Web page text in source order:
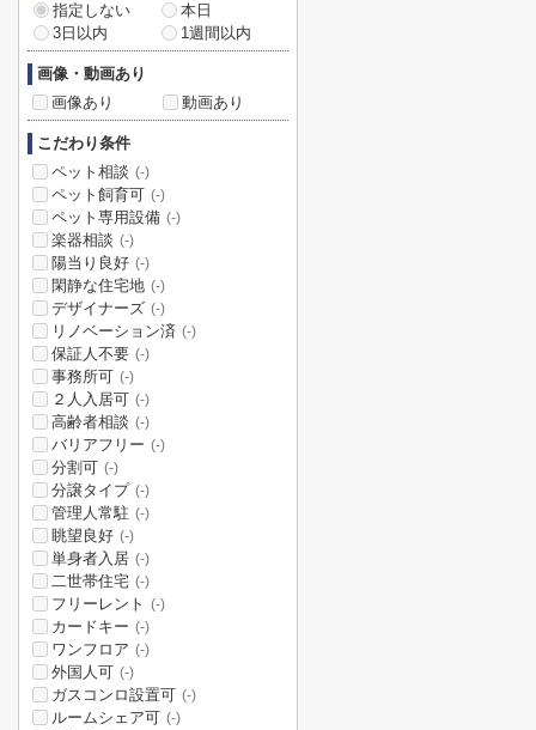
指定しない
本日
3日以内
1週間以内
画像・動画あり
画像あり
動画あり
こだわり条件
ペット相談 (-)
ペット飼育可 (-)
ペット専用設備 (-)
楽器相談 (-)
陽当り良好 (-)
閑静な住宅地 (-)
デザイナーズ (-)
リノベーション済 (-)
保証人不要 (-)
事務所可 (-)
２人入居可 (-)
高齢者相談 (-)
バリアフリー (-)
分割可 (-)
分譲タイプ (-)
管理人常駐 (-)
眺望良好 (-)
単身者入居 (-)
二世帯住宅 (-)
フリーレント (-)
カードキー (-)
ワンフロア (-)
外国人可 (-)
ガスコンロ設置可 (-)
ルームシェア可 (-)